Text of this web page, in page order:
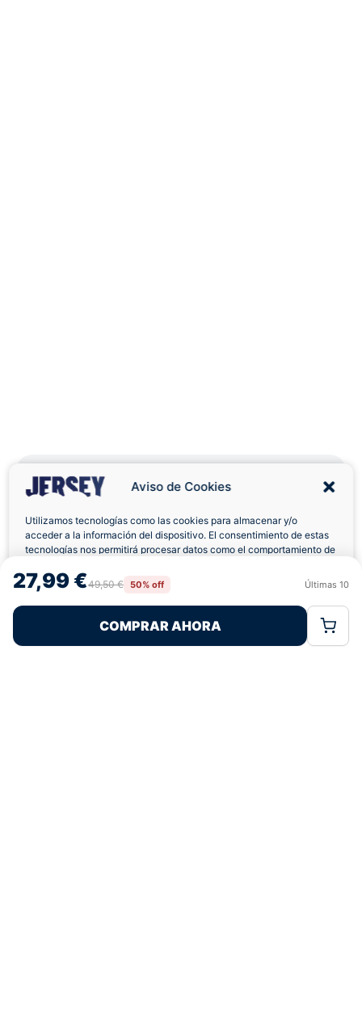
Aviso de Cookies
Utilizamos tecnologías como las cookies para almacenar y/o
acceder a la información del dispositivo. El consentimiento de estas
tecnologías nos permitirá procesar datos como el comportamiento de
retirar el consentimiento, puede afectar negativamente a ciertas
características y funciones.
Rechazar
Política de CookiesPolítica de Privacidad
27,99 €49,50 € 50% off Últimas 10
COMPRAR AHORA
Envíos a Domicilio Devolución 7 Días
Pagos 100% Seguros Ofertas Sin Límites